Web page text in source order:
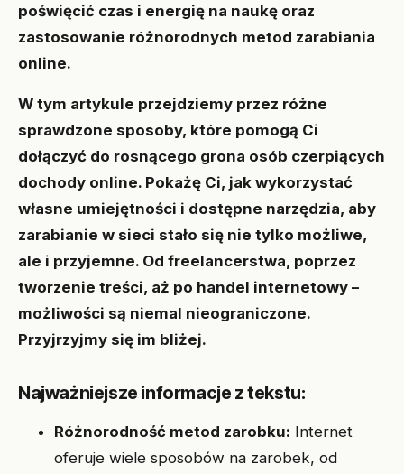
poświęcić czas i energię na naukę oraz
zastosowanie różnorodnych metod zarabiania
online.
W tym artykule przejdziemy przez różne
sprawdzone sposoby, które pomogą Ci
dołączyć do rosnącego grona osób czerpiących
dochody online. Pokażę Ci, jak wykorzystać
własne umiejętności i dostępne narzędzia, aby
zarabianie w sieci stało się nie tylko możliwe,
ale i przyjemne. Od freelancerstwa, poprzez
tworzenie treści, aż po handel internetowy –
możliwości są niemal nieograniczone.
Przyjrzyjmy się im bliżej.
Najważniejsze informacje z tekstu:
Różnorodność metod zarobku: Internet
oferuje wiele sposobów na zarobek, od